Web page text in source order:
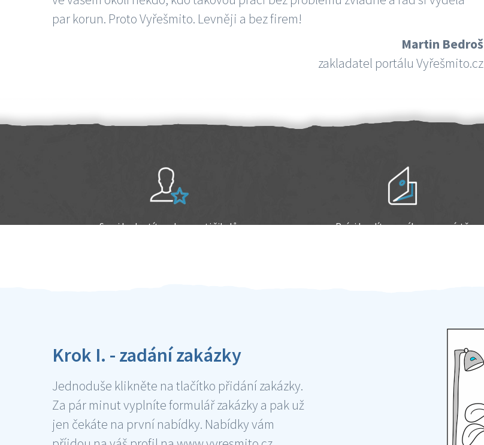
par korun. Proto Vyřešmito. Levněji a bez firem!
Martin Bedroš
zakladatel portálu Vyřešmito.cz
Sami hodnotíte schopnosti šikulů Práci hradíte po výkonu na místě
Krok I. - zadání zakázky
Jednoduše klikněte na tlačítko přidání zakázky.
Za pár minut vyplníte formulář zakázky a pak už
jen čekáte na první nabídky. Nabídky vám